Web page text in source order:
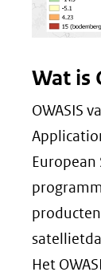
Wat is
OWASIS
European
Het